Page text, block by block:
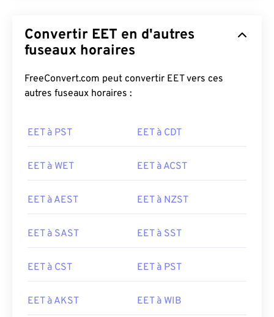
Convertir EET en d'autres
fuseaux horaires
FreeConvert.com peut convertir EET vers ces
autres fuseaux horaires :
EET à PST EET à CDT
EET à WET EET à ACST
EET à AEST EET à NZST
EET à SAST EET à SST
EET à CST EET à PST
EET à AKST EET à WIB